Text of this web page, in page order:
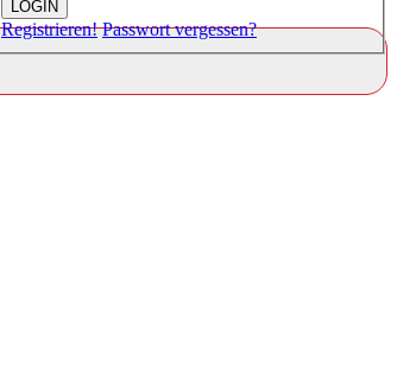
LOGIN
Registrieren! Passwort vergessen?